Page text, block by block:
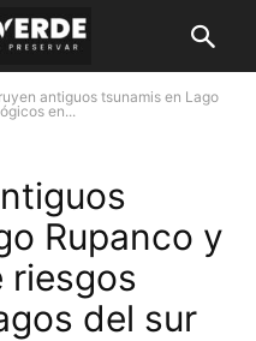
antiguos tsunamis en Lago
en...
Rupanco y
riesgos
del sur